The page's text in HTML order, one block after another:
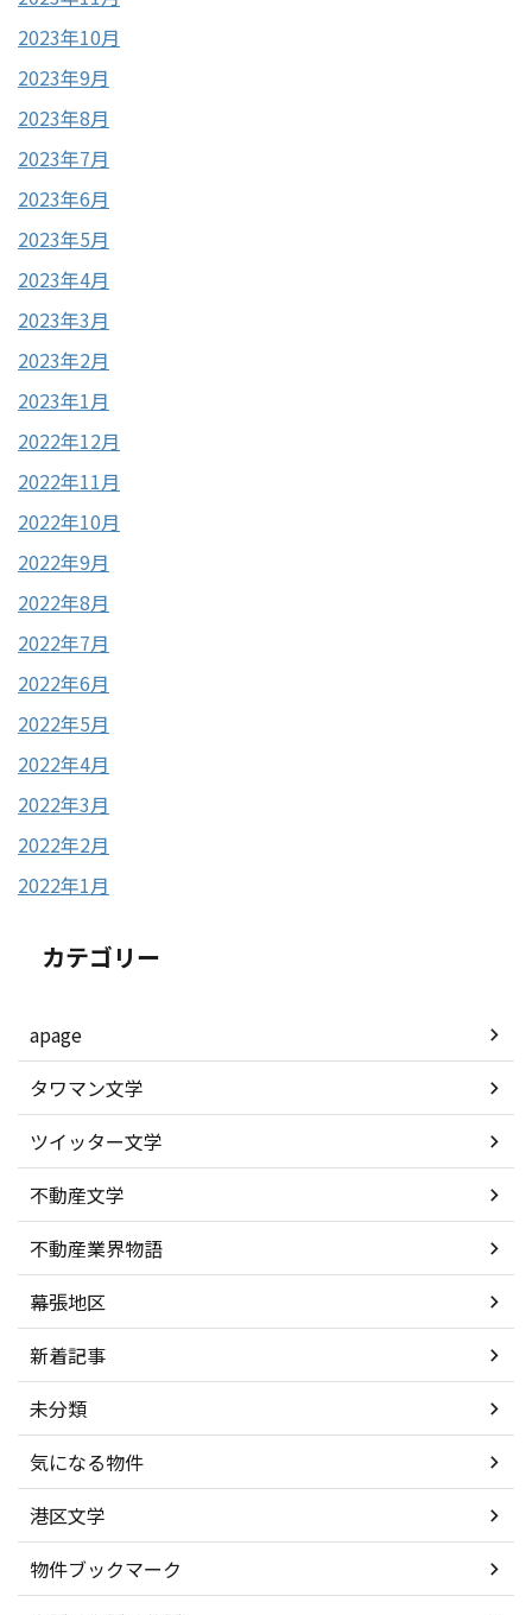
2023年10月
2023年9月
2023年8月
2023年7月
2023年6月
2023年5月
2023年4月
2023年3月
2023年2月
2023年1月
2022年12月
2022年11月
2022年10月
2022年9月
2022年8月
2022年7月
2022年6月
2022年5月
2022年4月
2022年3月
2022年2月
2022年1月
カテゴリー
apage
タワマン文学
ツイッター文学
不動産文学
不動産業界物語
幕張地区
新着記事
未分類
気になる物件
港区文学
物件ブックマーク